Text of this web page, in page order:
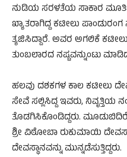
ನುಡಿಯ ಸರಳತೆಯ ಸಾಕಾರ ಮೂರ್ತಿ
ಖ್ಯಾತರಾಗಿದ್ದ ಕಟೀಲು
ತ್ಯಜಿಸಿದ್ದಾರೆ. ಅವರ ಅಗಲಿಕೆ ಕಟೀಲು
ತುಂಬಲಾರದ ನಷ್ಟವನ್ನುಂಟು
ಹಲವು ದಶಕಗಳ ಕಾಲ ಕಟೀಲು
ಸೇವೆ ಸಲ್ಲಿಸಿದ್ದ ಇವರು, ನಿವೃತ್ತಿಯ
ತೊಡಗಿಸಿಕೊಂಡಿದ್ದರು.
ಶ್ರೀ ವಿಠೋಬಾ ರುಕುಮಾಯಿ
ದೇವಸ್ಥಾನವನ್ನು ಮುನ್ನಡೆಸುತ್ತಿದ್ದರು.